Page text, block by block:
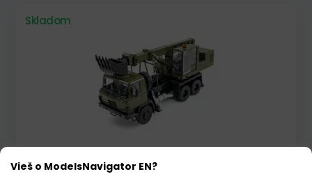
Skladom
TATRA T815 UDS 114A VOJENSKÁ ZELENÁ
Vieš o ModelsNavigator EN?